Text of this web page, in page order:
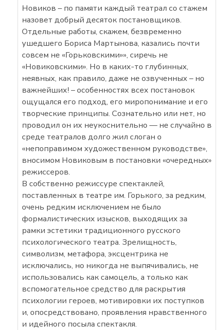
Новиков – по памяти каждый театрал со стажем
назовет добрый десяток постановщиков.
Отдельные работы, скажем, безвременно
ушедшего Бориса Мартынова, казались почти
совсем не «Горьковскими»», сиречь не
«Новиковскими». Но в каких-то глубинных,
неявных, как правило, даже не озвученных – но
важнейших! – особенностях всех постановок
ощущался его подход, его миропонимание и его
творческие принципы. Сознательно или нет, но
проводил он их неукоснительно — не случайно в
среде театралов долго жил слоган о
«непоправимом художественном руководстве»,
вносимом Новиковым в постановки «очередных»
режиссеров.
В собственно режиссуре спектаклей,
поставленных в театре им. Горького, за редким,
очень редким исключением не было
формалистических изысков, выходящих за
рамки эстетики традиционного русского
психологического театра. Зрелищность,
символизм, метафора, эксцентрика не
исключались, но никогда не выпячивались, не
использовались как самоцель, а только как
вспомогательное средство для раскрытия
психологии героев, мотивировки их поступков
и, опосредствовано, проявления нравственного
и идейного посыла спектакля.